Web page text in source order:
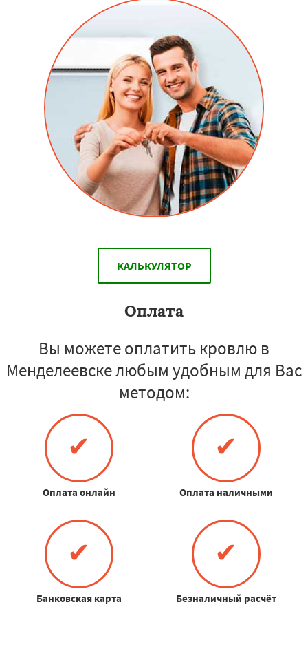
КАЛЬКУЛЯТОР
Оплата
Вы можете оплатить кровлю в
Менделеевске любым удобным для Вас
методом:
✔
Оплата онлайн
✔
Оплата наличными
✔
Банковская карта
✔
Безналичный расчёт